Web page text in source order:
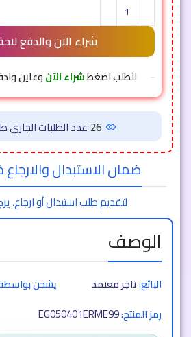
شراء الآن والدفع
للطلب اضغطشراء الآنوعاين
26 عدد الطلبات الجاري
ضمان الاستبدال والارجاع خلال
لتقديم طلب استبدال أو ارجاع،
الوصف
البائع:تاجر معتمد يشحن
رمز المنتج:EG050401ERME99